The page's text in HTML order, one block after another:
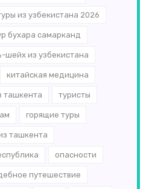
из узбекистана 2026
бухара самарканд
шейх из узбекистана
китайская медицина
ташкента туристы
горящие туры
ташкента
опасности
путешествие